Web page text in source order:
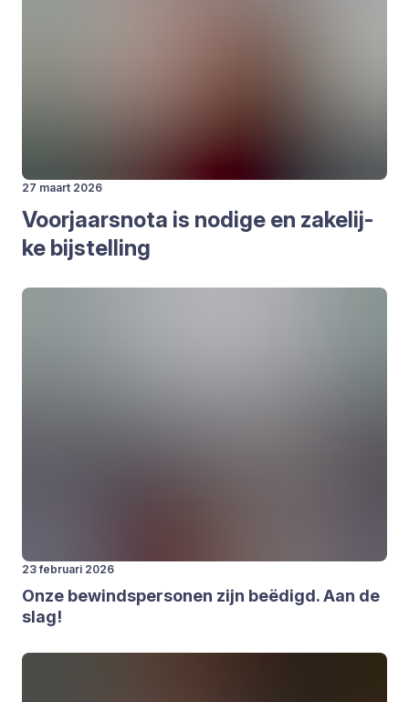
27 maart 2026
Voor­jaars­no­ta is nodi­ge en zake­lij­
ke bij­stel­ling
23 februari 2026
Onze bewinds­per­so­nen zijn beë­digd. Aan de
slag!